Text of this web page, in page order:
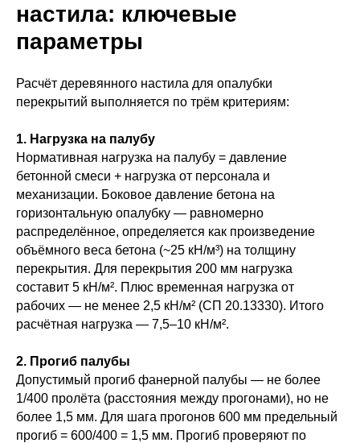
настила: ключевые
параметры
Расчёт деревянного настила для опалубки
перекрытий выполняется по трём критериям:
1. Нагрузка на палубу
Нормативная нагрузка на палубу = давление
бетонной смеси + нагрузка от персонала и
механизации. Боковое давление бетона на
горизонтальную опалубку — равномерно
распределённое, определяется как произведение
объёмного веса бетона (~25 кН/м³) на толщину
перекрытия. Для перекрытия 200 мм нагрузка
составит 5 кН/м². Плюс временная нагрузка от
рабочих — не менее 2,5 кН/м² (СП 20.13330). Итого
расчётная нагрузка — 7,5–10 кН/м².
2. Прогиб палубы
Допустимый прогиб фанерной палубы — не более
1/400 пролёта (расстояния между прогонами), но не
более 1,5 мм. Для шага прогонов 600 мм предельный
прогиб = 600/400 = 1,5 мм. Прогиб проверяют по